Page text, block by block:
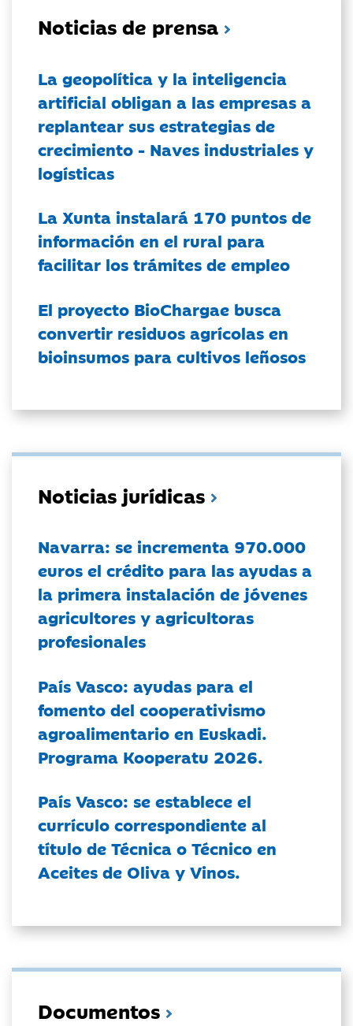
Noticias de prensa
La geopolítica y la inteligencia
artificial obligan a las empresas a
replantear sus estrategias de
crecimiento - Naves industriales y
logísticas
La Xunta instalará 170 puntos de
información en el rural para
facilitar los trámites de empleo
El proyecto BioChargae busca
convertir residuos agrícolas en
bioinsumos para cultivos leñosos
Noticias jurídicas
Navarra: se incrementa 970.000
euros el crédito para las ayudas a
la primera instalación de jóvenes
agricultores y agricultoras
profesionales
País Vasco: ayudas para el
fomento del cooperativismo
agroalimentario en Euskadi.
Programa Kooperatu 2026.
País Vasco: se establece el
currículo correspondiente al
título de Técnica o Técnico en
Aceites de Oliva y Vinos.
Documentos